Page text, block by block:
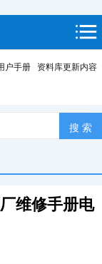
户手册 资料库更新内容
维修手册电